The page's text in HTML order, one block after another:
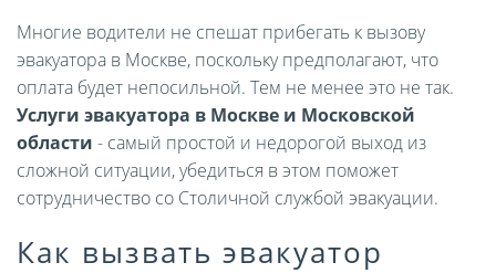
Многие водители не спешат прибегать к вызову
эвакуатора в Москве, поскольку предполагают, что
оплата будет непосильной. Тем не менее это не так.
Услуги эвакуатора в Москве и Московской
области - самый простой и недорогой выход из
сложной ситуации, убедиться в этом поможет
сотрудничество со Столичной службой эвакуации.
Как вызвать эвакуатор